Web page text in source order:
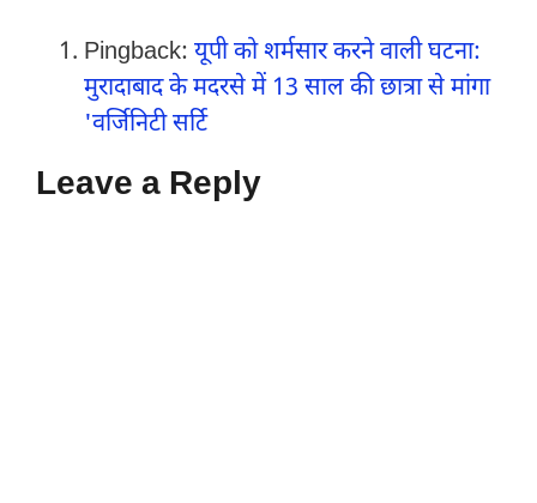
Pingback: यूपी को शर्मसार करने वाली घटना:
मुरादाबाद के मदरसे में 13 साल की छात्रा से मांगा
'वर्जिनिटी सर्टि
Leave a Reply